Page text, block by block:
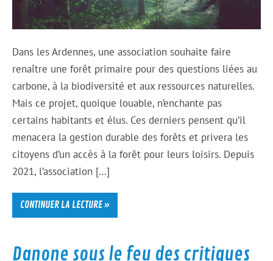
Dans les Ardennes, une association souhaite faire
renaître une forêt primaire pour des questions liées au
carbone, à la biodiversité et aux ressources naturelles.
Mais ce projet, quoique louable, n’enchante pas
certains habitants et élus. Ces derniers pensent qu’il
menacera la gestion durable des forêts et privera les
citoyens d’un accès à la forêt pour leurs loisirs. Depuis
2021, l’association […]
CONTINUER LA LECTURE »
Danone sous le feu des critiques